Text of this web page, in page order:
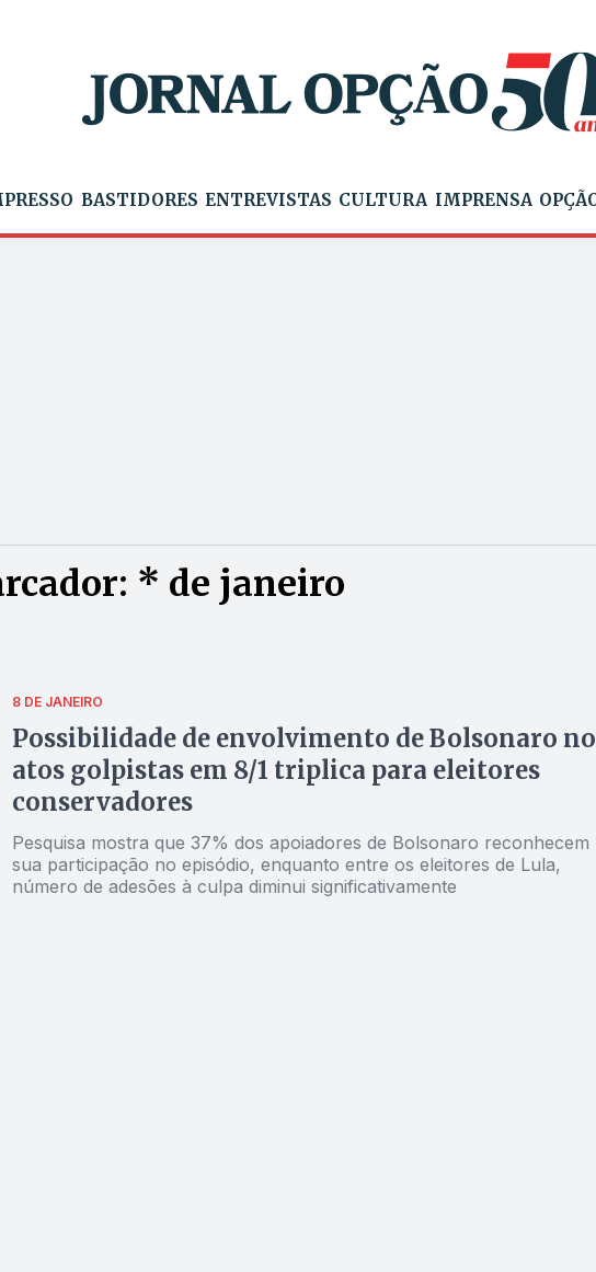
BASTIDORES ENTREVISTAS CULTURA IMPRENSA
* de janeiro
8 DE JANEIRO
Possibilidade de envolvimento de Bolsonaro
atos golpistas em 8/1 triplica para eleitores
conservadores
Pesquisa mostra que 37% dos apoiadores de Bolsonaro reconhecem
sua participação no episódio, enquanto entre os eleitores de Lula,
número de adesões à culpa diminui significativamente